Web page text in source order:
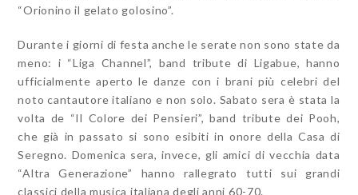
“Orionino il gelato golosino”.
Durante i giorni di festa anche le serate non sono state da
meno: i “Liga Channel”, band tribute di Ligabue, hanno
ufficialmente aperto le danze con i brani più celebri del
noto cantautore italiano e non solo. Sabato sera è stata la
volta de “Il Colore dei Pensieri”, band tribute dei Pooh,
che già in passato si sono esibiti in onore della Casa di
Seregno. Domenica sera, invece, gli amici di vecchia data
“Altra Generazione” hanno rallegrato tutti sui grandi
classici della musica italiana degli anni 60-70.